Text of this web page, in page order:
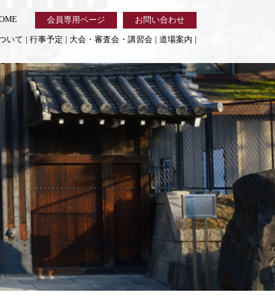
お問い合わせ
会員専用ページ
いて 行事予定 大会・審査会・講習会 道場案内